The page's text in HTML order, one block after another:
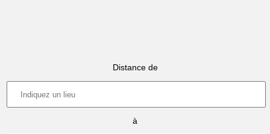
Distance de
à